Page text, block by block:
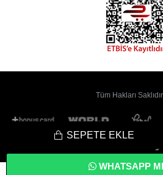
SEPETE EKLE
WHATSAPP
Tüm Hakları